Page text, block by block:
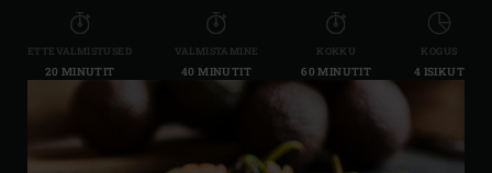
ETTEVALMISTUSED
20 MINUTIT
VALMISTAMINE
40 MINUTIT
KOKKU
60 MINUTIT
KOGUS
4 ISIKUT